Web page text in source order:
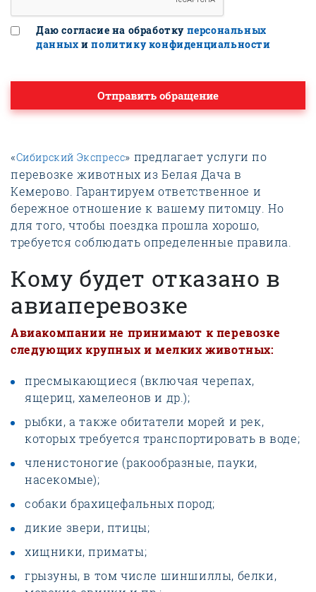
Даю согласие на обработку персональных
данных иполитику конфиденциальности
Отправить обращение
«Сибирский Экспресс» предлагает услуги по
перевозке животных из Белая Дача в
Кемерово. Гарантируем ответственное и
бережное отношение к вашему питомцу. Но
для того, чтобы поездка прошла хорошо,
требуется соблюдать определенные правила.
Кому будет отказано в
авиаперевозке
Авиакомпании не принимают к перевозке
следующих крупных и мелких животных:
пресмыкающиеся (включая черепах,
ящериц, хамелеонов и др.);
рыбки, а также обитатели морей и рек,
которых требуется транспортировать в воде;
членистоногие (ракообразные, пауки,
насекомые);
собаки брахицефальных пород;
дикие звери, птицы;
хищники, приматы;
грызуны, в том числе шиншиллы, белки,